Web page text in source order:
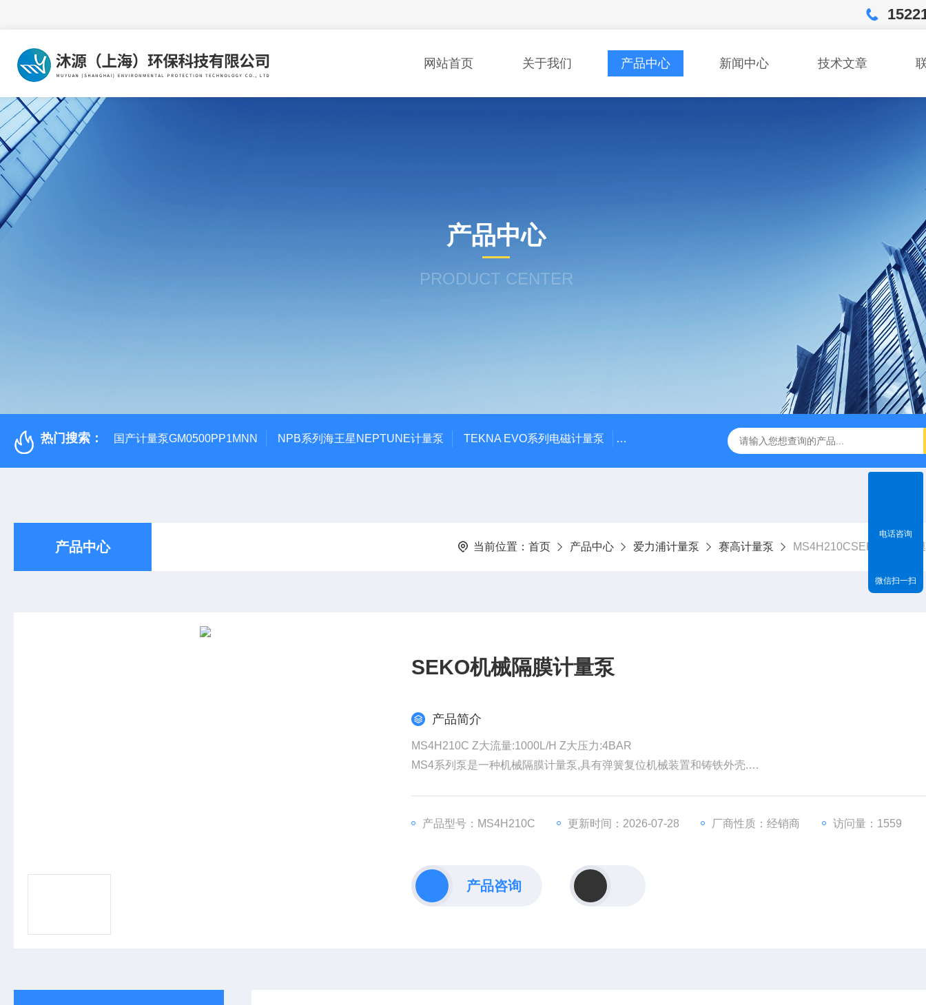
网站首页 关于我们 产品中心 新闻中心 技术文章
产品中心
PRODUCT CENTER
热门搜索： 国产计量泵GM0500PP1MNN NPB系列海王星NEPTUNE计量泵 TEKNA EVO系列电磁计量泵 脉冲阻尼器 NPB0330PQ1MNN海王星Neptune计量泵/美
产品中心 当前位置： 首页 产品中心 爱力浦计量泵 赛高计量泵 MS4H210CSEKO机械隔
SEKO机械隔膜计量泵
产品简介
MS4H210C Z大流量:1000L/H Z大压力:4BAR
MS4系列泵是一种机械隔膜计量泵,具有弹簧复位机械装置和铸铁外壳.
触液端介质列于"泵头"材质表(特殊材质可根据用户需要定制)
产品型号：MS4H210C 更新时间：2026-07-28 厂商性质：经销商 访问量：1559
产品咨询
电话咨询
微信扫一扫